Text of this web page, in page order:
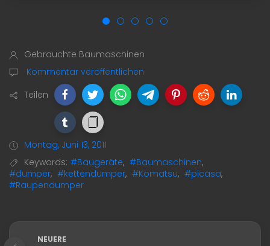
Gebrauchte Baumaschinen
Kommentar veröffentlichen
Teilen
Montag, Juni 13, 2011
Keywords: #Baugeräte, #Baumaschinen,
#dumper, #kettendumper, #Komatsu, #picasa,
#Raupendumper
NEUERE